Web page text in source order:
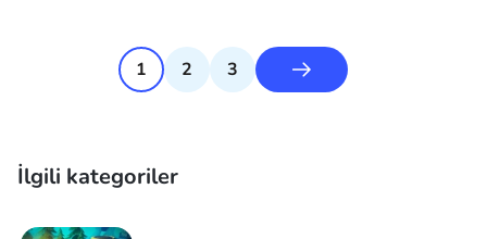
1 2 3
İlgili kategoriler